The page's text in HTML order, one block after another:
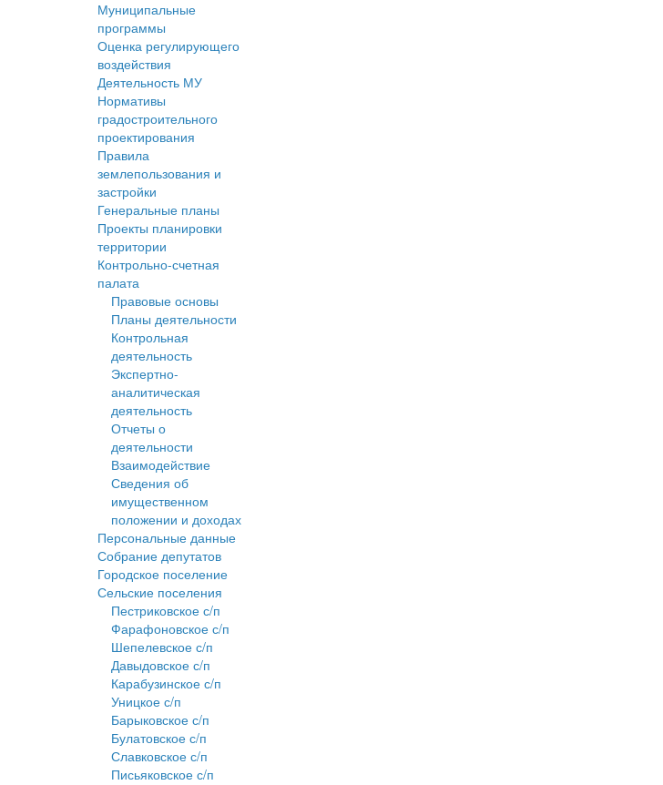
Муниципальные
программы
Оценка регулирующего
воздействия
Деятельность МУ
Нормативы
градостроительного
проектирования
Правила
землепользования и
застройки
Генеральные планы
Проекты планировки
территории
Контрольно-счетная
палата
Правовые основы
Планы деятельности
Контрольная
деятельность
Экспертно-
аналитическая
деятельность
Отчеты о
деятельности
Взаимодействие
Сведения об
имущественном
положении и доходах
Персональные данные
Собрание депутатов
Городское поселение
Сельские поселения
Пестриковское с/п
Фарафоновское с/п
Шепелевское с/п
Давыдовское с/п
Карабузинское с/п
Уницкое с/п
Барыковское с/п
Булатовское с/п
Славковское с/п
Письяковское с/п